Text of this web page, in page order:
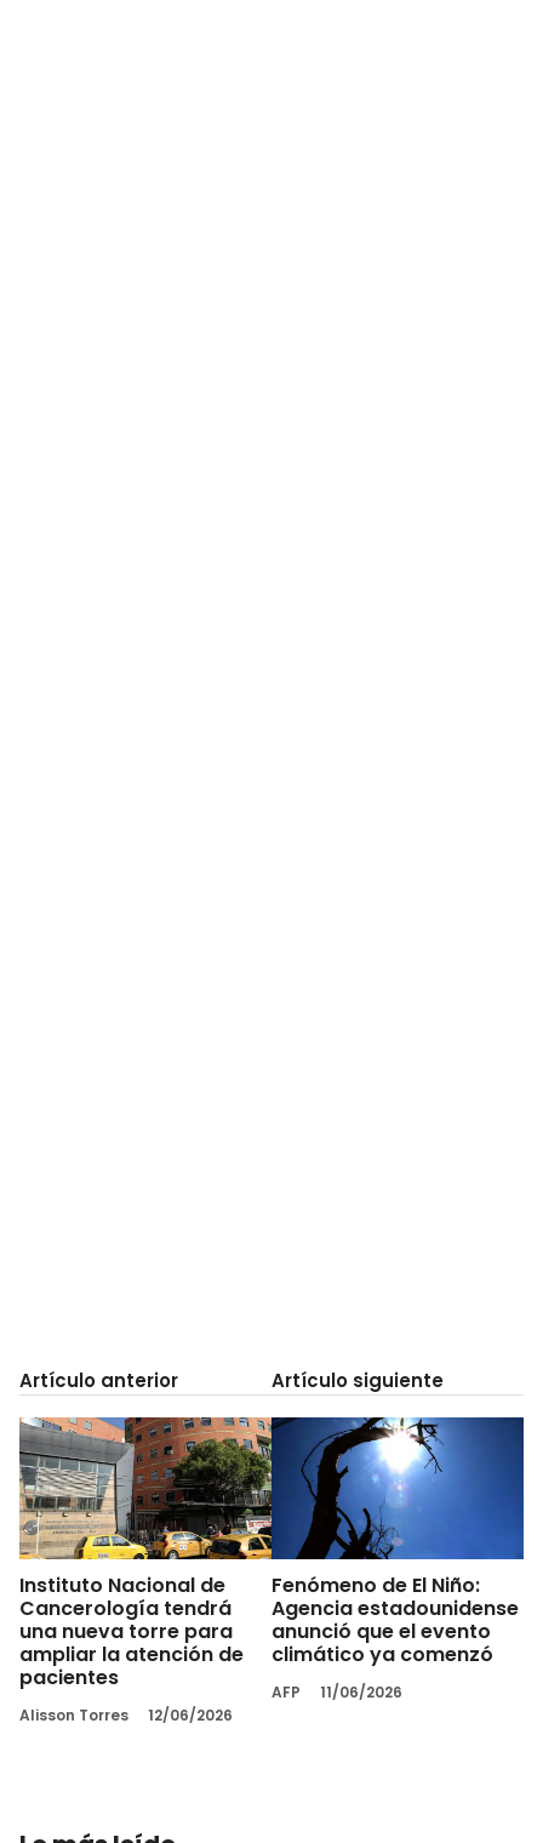
Artículo anterior
Instituto Nacional de
Cancerología tendrá
una nueva torre para
ampliar la atención de
pacientes
Alisson Torres 12/06/2026
Artículo siguiente
Fenómeno de El Niño:
Agencia estadounidense
anunció que el evento
climático ya comenzó
AFP 11/06/2026